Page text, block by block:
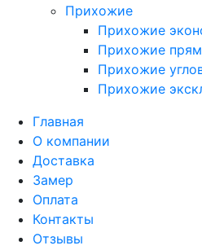
Прихожие
Прихожие
Прихожие
Прихожие
Прихожие
Главная
О компании
Доставка
Замер
Оплата
Контакты
Отзывы